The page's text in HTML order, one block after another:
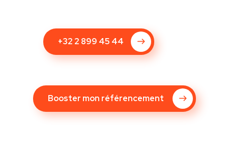
+32 2 899 45 44
Booster mon référencement